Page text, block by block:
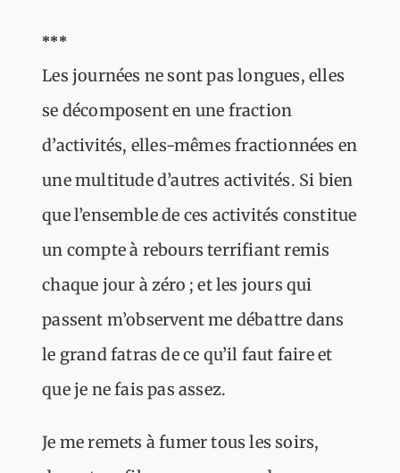
***
Les journées ne sont pas longues, elles
se décomposent en une fraction
d’activités, elles-mêmes fractionnées en
une multitude d’autres activités. Si bien
que l’ensemble de ces activités constitue
un compte à rebours terrifiant remis
chaque jour à zéro ; et les jours qui
passent m’observent me débattre dans
le grand fatras de ce qu’il faut faire et
que je ne fais pas assez.
Je me remets à fumer tous les soirs,